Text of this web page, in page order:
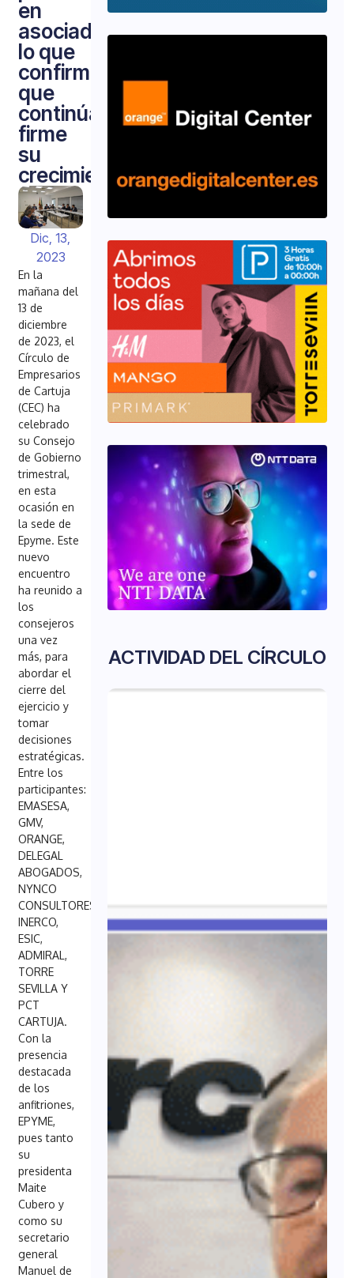
en
asociados
lo que
confirma
que
continúa
firme
su
crecimiento
Dic, 13,
2023
En la
mañana del
13 de
diciembre
de 2023, el
Círculo de
Empresarios
de Cartuja
(CEC) ha
celebrado
su Consejo
de Gobierno
trimestral,
en esta
ocasión en
la sede de
Epyme. Este
nuevo
encuentro
ha reunido a
los
consejeros
una vez
más, para
abordar el
cierre del
ejercicio y
tomar
decisiones
estratégicas.
Entre los
participantes:
EMASESA,
GMV,
ORANGE,
DELEGAL
ABOGADOS,
NYNCO
CONSULTORES,
INERCO,
ESIC,
ADMIRAL,
TORRE
SEVILLA Y
PCT
CARTUJA.
Con la
presencia
destacada
de los
anfitriones,
EPYME,
pues tanto
su
presidenta
Maite
Cubero y
como su
secretario
general
Manuel de
ACTIVIDAD DEL CÍRCULO